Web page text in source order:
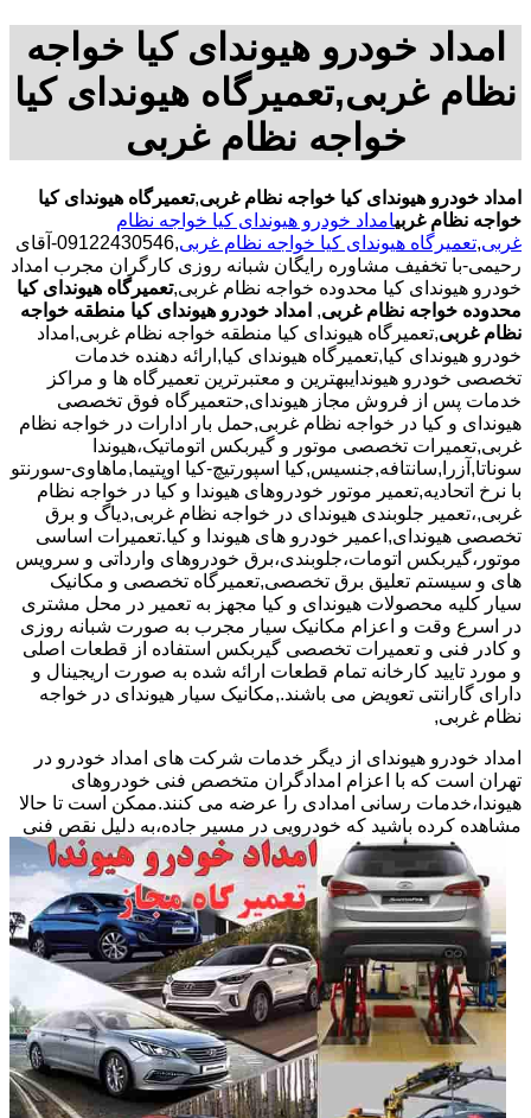
امداد خودرو هیوندای کیا خواجه
نظام غربی,تعمیرگاه هیوندای کیا
خواجه نظام غربی
امداد خودرو هیوندای کیا خواجه نظام غربی,تعمیرگاه هیوندای کیا
خواجه نظام غربیامداد خودرو هیوندای کیا خواجه نظام
غربی,تعمیرگاه هیوندای کیا خواجه نظام غربی
,09122430546-آقای
رحیمی-با تخفیف مشاوره رایگان شبانه روزی کارگران مجرب امداد
خودرو هیوندای کیا محدوده خواجه نظام غربی,تعمیرگاه هیوندای کیا
محدوده خواجه نظام غربی, امداد خودرو هیوندای کیا منطقه خواجه
نظام غربی,تعمیرگاه هیوندای کیا منطقه خواجه نظام غربی,امداد
خودرو هیوندای کیا,تعمیرگاه هیوندای کیا,ارائه دهنده خدمات
تخصصی خودرو هیوندایبهترین و معتبرترین تعمیرگاه ها و مراکز
خدمات پس از فروش مجاز هیوندای,حتعمیرگاه فوق تخصصی
هیوندای و کیا در خواجه نظام غربی,حمل بار ادارات در خواجه نظام
غربی,تعمیرات تخصصی موتور و گیربکس اتوماتیک،هیوندا
سوناتا,آزرا,سانتافه,جنسیس,کیا اسپورتیچ-کیا اوپتیما‌,ماهاوی-سورنتو
با نرخ اتحادیه,تعمیر موتور خودروهای هیوندا و کیا در خواجه نظام
غربی,،تعمیر جلوبندی هیوندای در خواجه نظام غربی,دیاگ و برق
تخصصی هیوندای,اعمیر خودرو های هیوندا و کیا.تعمیرات اساسی
موتور،گیربکس اتومات،جلوبندی،برق خودروهای وارداتی و سرویس
های و سیستم تعلیق برق تخصصی,تعمیرگاه تخصصی و مکانیک
سیار کلیه محصولات هیوندای و کیا مجهز به تعمیر در محل مشتری
در اسرع وقت و اعزام مکانیک سیار مجرب به صورت شبانه روزی
و کادر فنی و تعمیرات تخصصی گیربکس استفاده از قطعات اصلی
و مورد تایید کارخانه تمام قطعات ارائه شده به صورت اریجینال و
دارای گارانتی تعویض می باشند.,مکانیک سیار هیوندای در خواجه
نظام غربی,
امداد خودرو هیوندای از دیگر خدمات شرکت های امداد خودرو در
تهران است که با اعزام امدادگران متخصص فنی خودروهای
هیوندا،خدمات رسانی امدادی را عرضه می کنند.ممکن است تا حالا
مشاهده کرده باشید که خودرویی در مسیر جاده،به دلیل نقص فنی